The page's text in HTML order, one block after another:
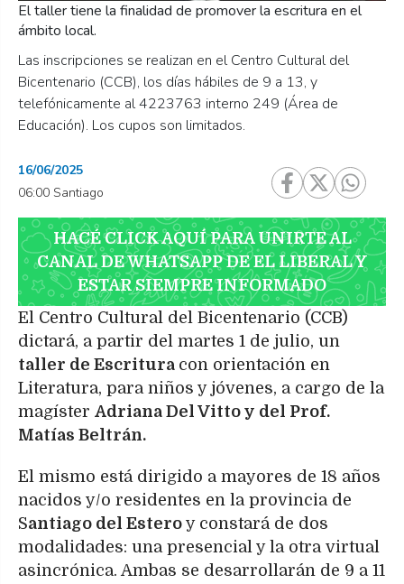
Las inscripciones se realizan en el Centro Cultural del
Bicentenario (CCB), los días hábiles de 9 a 13, y
telefónicamente al 4223763 interno 249 (Área de
Educación). Los cupos son limitados.
El taller tiene la finalidad de promover la escritura en el
ámbito local.
16/06/2025
06:00 Santiago
HACÉ CLICK AQUÍ PARA UNIRTE AL
CANAL DE WHATSAPP DE EL LIBERAL Y
ESTAR SIEMPRE INFORMADO
El Centro Cultural del Bicentenario (CCB)
dictará, a partir del martes 1 de julio, un
taller de Escritura con orientación en
Literatura, para niños y jóvenes, a cargo de la
magíster Adriana Del Vitto y del Prof.
Matías Beltrán.
El mismo está dirigido a mayores de 18 años
nacidos y/o residentes en la provincia de
Santiago del Estero y constará de dos
modalidades: una presencial y la otra virtual
asincrónica. Ambas se desarrollarán de 9 a 11